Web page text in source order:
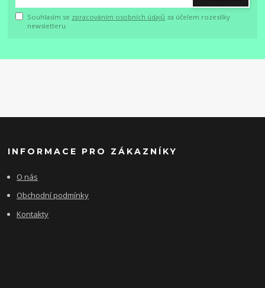
Souhlasím se zpracováním osobních údajů za účelem rozesílky
newsletteru.
INFORMACE PRO ZÁKAZNÍKY
O nás
Obchodní podmínky
Kontakty